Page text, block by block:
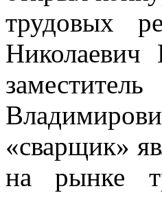
трудовых
Николаевич
«сварщик»
на рынке